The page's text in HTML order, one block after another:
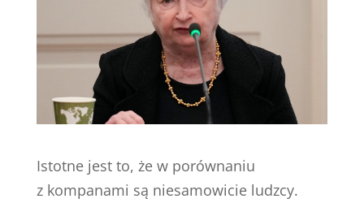
Istotne jest to, że w porównaniu
z kompanami są niesamowicie ludzcy.